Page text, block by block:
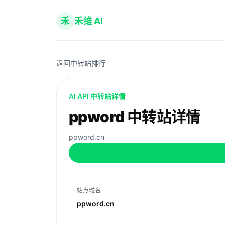
禾 禾维 AI
返回中转站排行
AI API 中转站详情
ppword 中转站详情
ppword.cn
站点域名
ppword.cn